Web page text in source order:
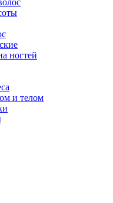
ногтей
и телом